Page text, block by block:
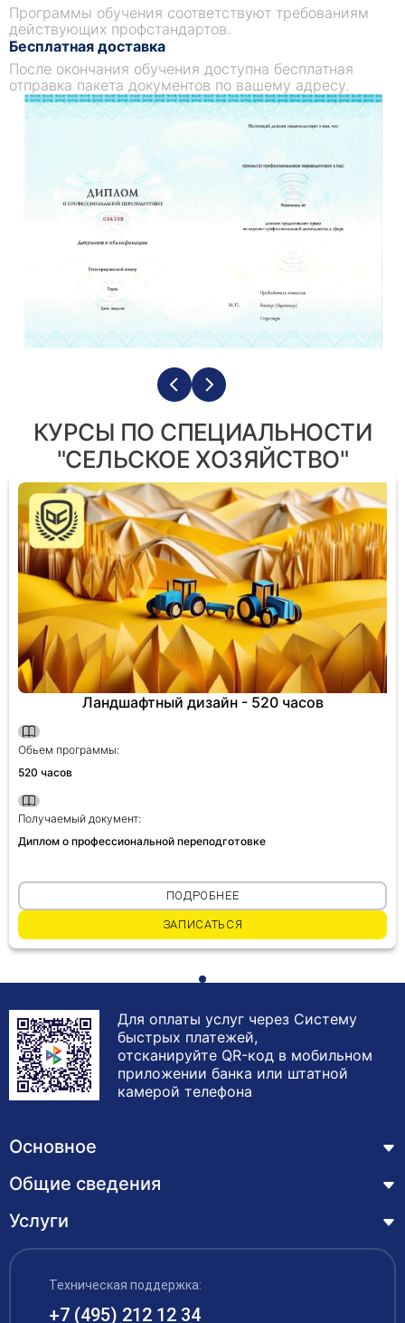
Программы обучения соответствуют требованиям
действующих профстандартов.
Бесплатная доставка
После окончания обучения доступна бесплатная
отправка пакета документов по вашему адресу.
КУРСЫ ПО СПЕЦИАЛЬНОСТИ
"СЕЛЬСКОЕ ХОЗЯЙСТВО"
Ландшафтный дизайн - 520 часов
Обьем программы:
520 часов
Получаемый документ:
Диплом о профессиональной переподготовке
ПОДРОБНЕЕ
ЗАПИСАТЬСЯ
Для оплаты услуг через Систему
быстрых платежей,
отсканируйте QR-код в мобильном
приложении банка или штатной
камерой телефона
Основное
Курсы
Лицензия
Обучающимся
Акции
Общие сведения
Основные сведения
Структура и органы управления образовательной
организацией
Документы
Услуги
Профессиональная переподготовка
Курсы повышения квалификации – дистанционное
обучение с выдачей удостоверения
Техническая поддержка:
+7 (495) 212 12 34